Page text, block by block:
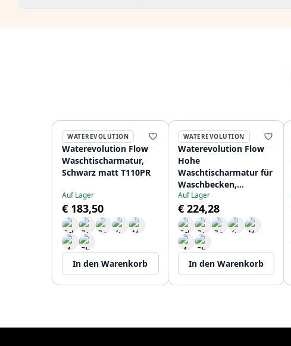
WATEREVOLUTION
Waterevolution Flow
Waschtischarmatur,
Schwarz matt T110PR
Auf Lager
€ 183,50
In den Warenkorb
WATEREVOLUTION
Waterevolution Flow
Hohe
Waschtischarmatur für
Waschbecken,
mattschwarz T115PR
Auf Lager
€ 224,28
In den Warenkorb